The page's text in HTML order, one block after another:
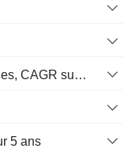
Bénéfices des activités poursuivies, CAGR sur 5 ans
5 ans